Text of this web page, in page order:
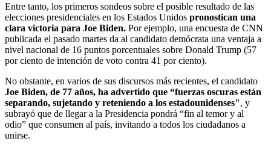
Entre tanto, los primeros sondeos sobre el posible resultado de las
elecciones presidenciales en los Estados Unidos pronostican una
clara victoria para Joe Biden. Por ejemplo, una encuesta de CNN
publicada el pasado martes da al candidato demócrata una ventaja a
nivel nacional de 16 puntos porcentuales sobre Donald Trump (57
por ciento de intención de voto contra 41 por ciento).
No obstante, en varios de sus discursos más recientes, el candidato
Joe Biden, de 77 años, ha advertido que “fuerzas oscuras están
separando, sujetando y reteniendo a los estadounidenses", y
subrayó que de llegar a la Presidencia pondrá “fin al temor y al
odio” que consumen al país, invitando a todos los ciudadanos a
unirse.